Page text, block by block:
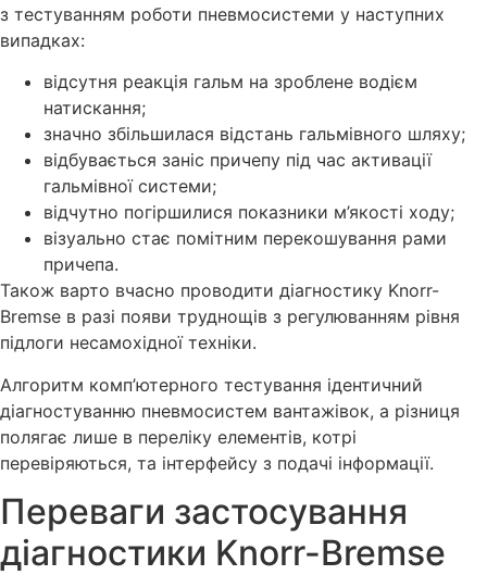
з тестуванням роботи пневмосистеми у наступних
випадках:
відсутня реакція гальм на зроблене водієм
натискання;
значно збільшилася відстань гальмівного шляху;
відбувається заніс причепу під час активації
гальмівної системи;
відчутно погіршилися показники м’якості ходу;
візуально стає помітним перекошування рами
причепа.
Також варто вчасно проводити діагностику Knorr-
Bremse в разі появи труднощів з регулюванням рівня
підлоги несамохідної техніки.
Алгоритм комп’ютерного тестування ідентичний
діагностуванню пневмосистем вантажівок, а різниця
полягає лише в переліку елементів, котрі
перевіряються, та інтерфейсу з подачі інформації.
Переваги застосування
діагностики Knorr-Bremse